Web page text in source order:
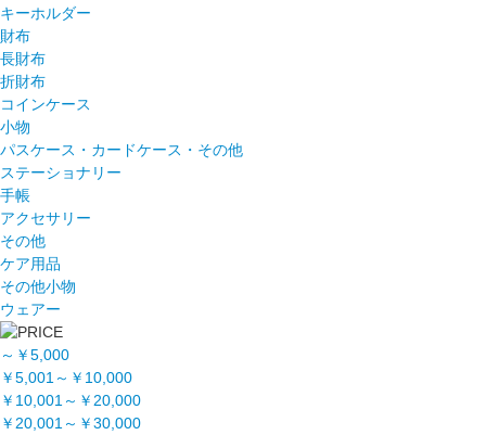
キーホルダー
財布
長財布
折財布
コインケース
小物
パスケース・カードケース・その他
ステーショナリー
手帳
アクセサリー
その他
ケア用品
その他小物
ウェアー
～￥5,000
￥5,001～￥10,000
￥10,001～￥20,000
￥20,001～￥30,000